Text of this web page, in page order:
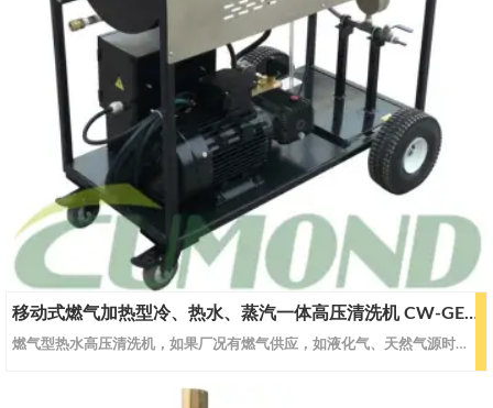
移动式燃气加热型冷、热水、蒸汽一体高压清洗机 CW-GEWS40
燃气型热水高压清洗机，如果厂况有燃气供应，如液化气、天然气源时，可选择燃气型清洗设备。 洁净环保， 保证了最低的燃烧排放，最低廉的使用成本以及最少的维护成本。移动式燃气加热型冷、热水、蒸汽高压清洗机。型号CW-GEWS25CW-GEWS30CW-GEWS40蒸汽蒸汽流量L/H108108120蒸汽压力Bar/Mpa35/3.535/3.535/3.5蒸汽温度℃145-185145-185145-1